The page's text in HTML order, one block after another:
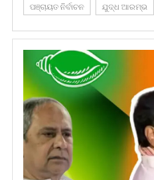
ପଞ୍ଚାୟତ ନିର୍ବାଚନ ଯୁଦ୍ଧ ଆରମ୍ଭ